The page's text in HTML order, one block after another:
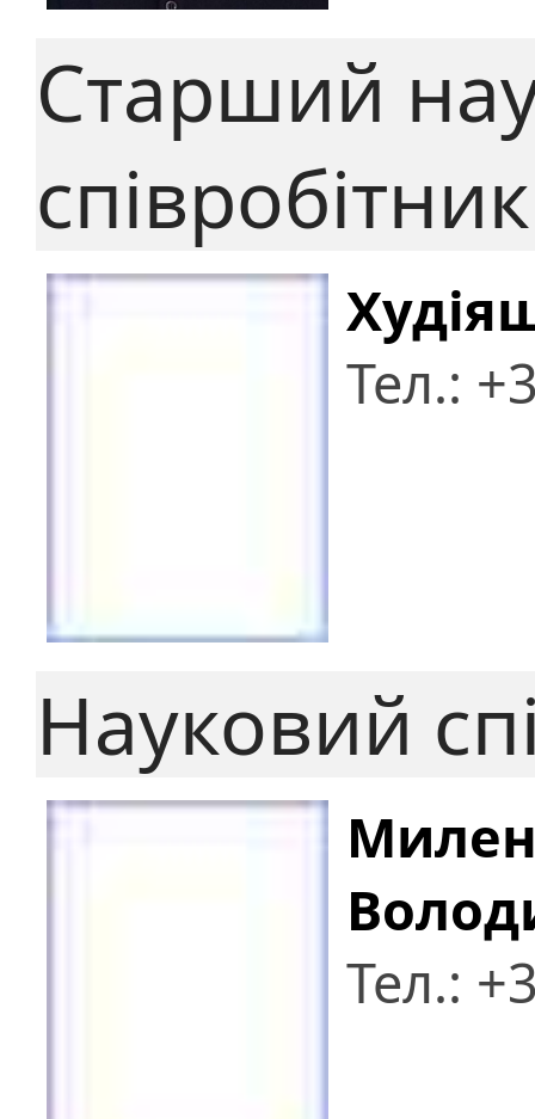
Старший
співробітник
Тел.:
Науковий
Тел.: